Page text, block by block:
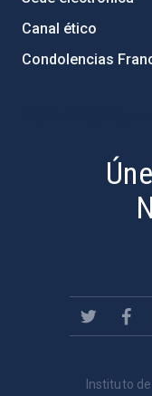
Canal ético
Condolencias
Instituto